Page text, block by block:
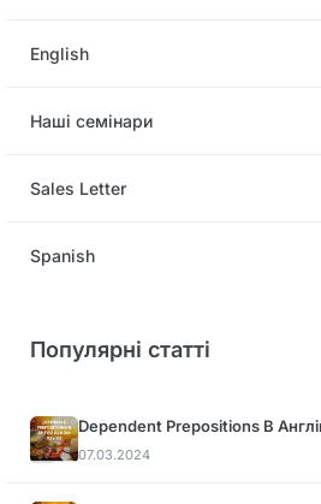
English
Наші семінари
Sales Letter
Spanish
Популярні статті
Dependent Prepositions В
07.03.2024